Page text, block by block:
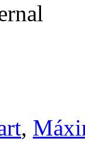
,